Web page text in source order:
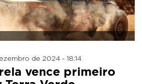
de 2024 - 18:14
vence primeiro